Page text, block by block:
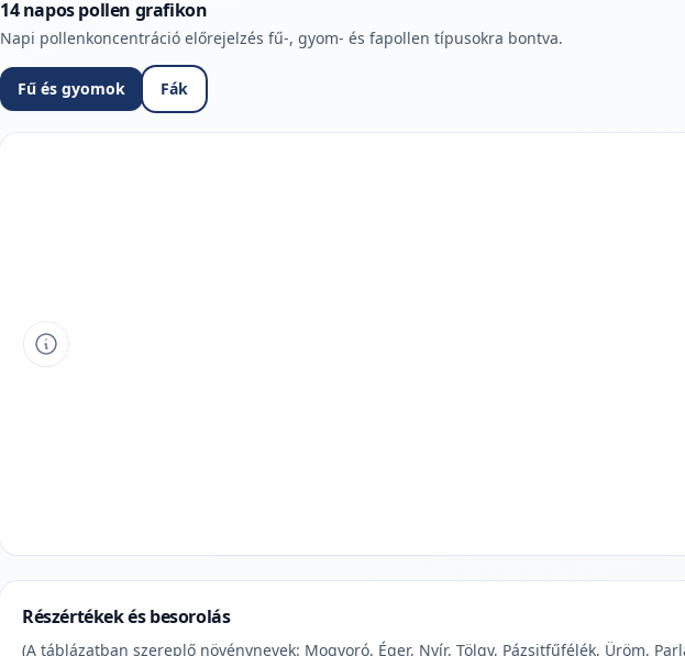
14 napos pollen grafikon
Napi pollenkoncentráció előrejelzés fű-, gyom- és fapollen típusokra bontva.
Fű és gyomok Fák
Tipp a grafikon jelmagyarázatához
Részértékek és besorolás
(A táblázatban szereplő növénynevek: Mogyoró, Éger, Nyír, Tölgy, Pázsitfűfélék, Üröm,